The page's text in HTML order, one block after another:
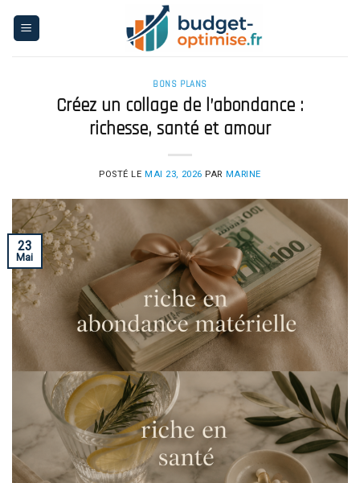
BONS PLANS
Créez un collage de l’abondance :
richesse, santé et amour
POSTÉ LEMAI 23, 2026 PAR MARINE
23
Mai